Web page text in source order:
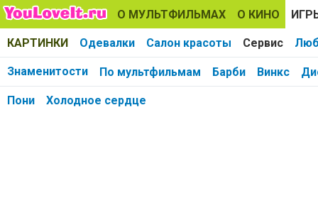
О МУЛЬТФИЛЬМАХ О КИНО
КАРТИНКИ Одевалки Салон красоты Сервис
Знаменитости По мультфильмам Барби Винкс
Пони Холодное сердце